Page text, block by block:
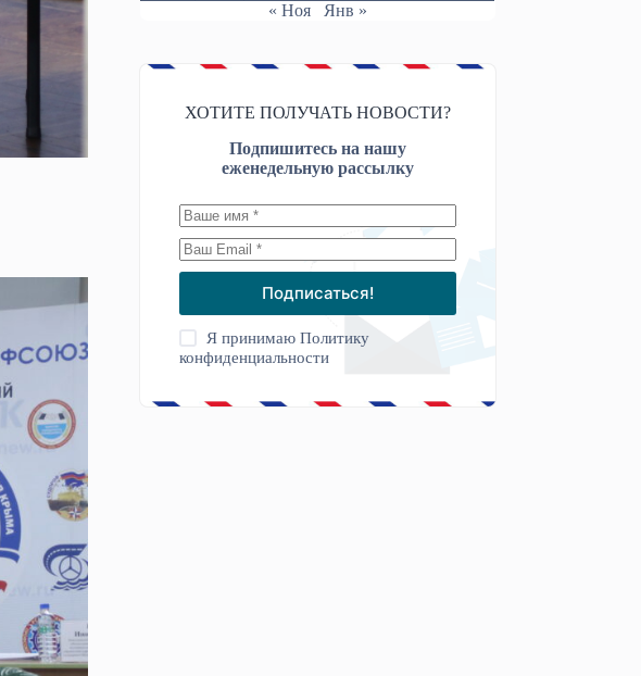
« Ноя
Янв »
ХОТИТЕ ПОЛУЧАТЬ НОВОСТИ?
Подпишитесь на нашу
еженедельную рассылку
Подписаться!
Я принимаюПолитику
конфиденциальности